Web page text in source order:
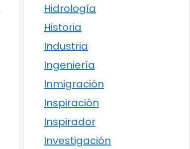
Hidrología
Historia
Industria
Ingeniería
Inmigración
Inspiración
Inspirador
Investigación